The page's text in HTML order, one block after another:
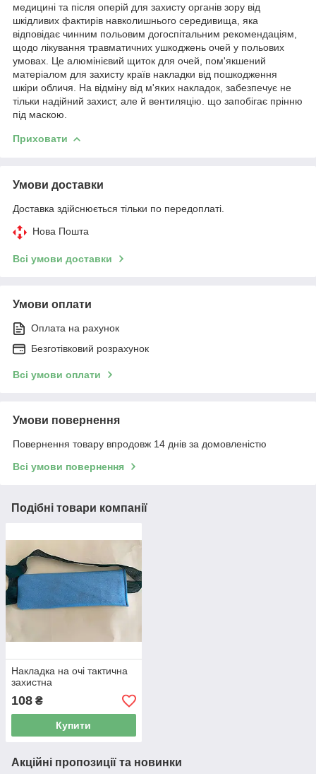
медицині та після оперій для захисту органів зору від
шкідливих фактирів навколишнього середивища, яка
відповідає чинним польовим догоспітальним рекомендаціям,
щодо лікування травматичних ушкоджень очей у польових
умовах. Це алюмінієвий щиток для очей, пом'якшений
матеріалом для захисту країв накладки від пошкодження
шкіри обличя. На відміну від м'яких накладок, забезпечує не
тільки надійний захист, але й вентиляцію. що запобігає прінню
під маскою.
Приховати
Умови доставки
Доставка здійснюється тільки по передоплаті.
Нова Пошта
Всі умови доставки
Умови оплати
Оплата на рахунок
Безготівковий розрахунок
Всі умови оплати
Умови повернення
Повернення товару впродовж 14 днів за домовленістю
Всі умови повернення
Подібні товари компанії
Накладка на очі тактична
захистна
108 ₴
Купити
Акційні пропозиції та новинки